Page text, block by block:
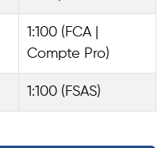
1:100 (FCA |
Compte Pro)
1:100 (FSAS)